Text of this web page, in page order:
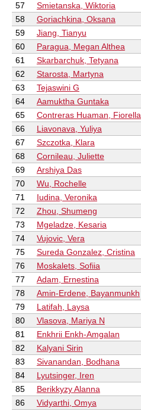
57
Smietanska, Wiktoria
58
Goriachkina, Oksana
59
Jiang, Tianyu
60
Paragua, Megan Althea
61
Skarbarchuk, Tetyana
62
Starosta, Martyna
63
Tejaswini G
64
Aamuktha Guntaka
65
Contreras Huaman, Fiorella
66
Liavonava, Yuliya
67
Szczotka, Klara
68
Cornileau, Juliette
69
Arshiya Das
70
Wu, Rochelle
71
Iudina, Veronika
72
Zhou, Shumeng
73
Mgeladze, Kesaria
74
Vujovic, Vera
75
Sureda Gonzalez, Cristina
76
Moskalets, Sofiia
77
Adam, Ernestina
78
Amin-Erdene, Bayanmunkh
79
Latifah, Laysa
80
Vlasova, Mariya N
81
Enkhrii Enkh-Amgalan
82
Kalyani Sirin
83
Sivanandan, Bodhana
84
Lyutsinger, Iren
85
Berikkyzy Alanna
86
Vidyarthi, Omya